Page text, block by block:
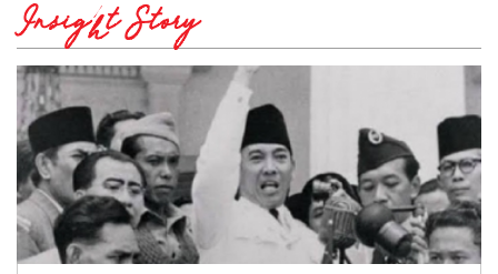
Insight Story